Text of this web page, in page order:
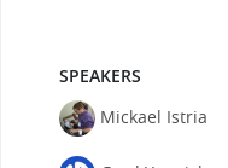
SPEAKERS
Mickael Istria